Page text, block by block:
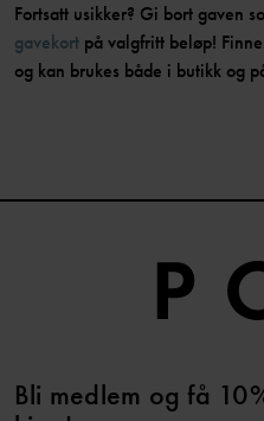
Fortsatt usikker? Gi bort gaven
gavekort på valgfritt beløp!
og kan brukes både i butikk og
Bli medlem og få